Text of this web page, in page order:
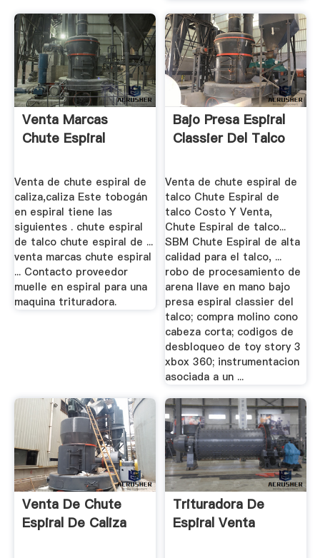
Venta Marcas
Chute Espiral
Venta de chute espiral de
caliza,caliza Este tobogán
en espiral tiene las
siguientes . chute espiral
de talco chute espiral de ...
venta marcas chute espiral
... Contacto proveedor
muelle en espiral para una
maquina trituradora.
Bajo Presa Espiral
Classier Del Talco
Venta de chute espiral de
talco Chute Espiral de
talco Costo Y Venta,
Chute Espiral de talco...
SBM Chute Espiral de alta
calidad para el talco, ...
robo de procesamiento de
arena llave en mano bajo
presa espiral classier del
talco; compra molino cono
cabeza corta; codigos de
desbloqueo de toy story 3
xbox 360; instrumentacion
asociada a un ...
Venta De Chute
Espiral De Caliza
Trituradora De
Espiral Venta